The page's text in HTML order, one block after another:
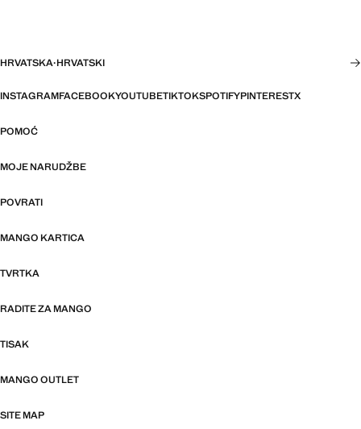
HRVATSKA·HRVATSKI
INSTAGRAMFACEBOOKYOUTUBETIKTOKSPOTIFYPINTERESTX
POMOĆ
MOJE NARUDŽBE
POVRATI
MANGO KARTICA
TVRTKA
RADITE ZA MANGO
TISAK
MANGO OUTLET
SITE MAP